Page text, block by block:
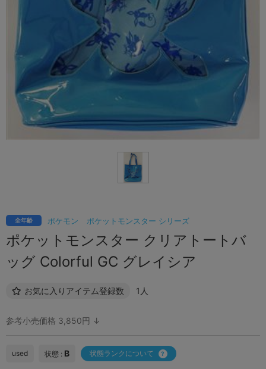
ポケモン ポケットモンスター シリーズ
全年齢
ポケットモンスター クリアトートバ
ッグ Colorful GC グレイシア
お気に入りアイテム登録数 1人
参考小売価格 3,850円 ↓
used 状態 : B 状態ランクについて